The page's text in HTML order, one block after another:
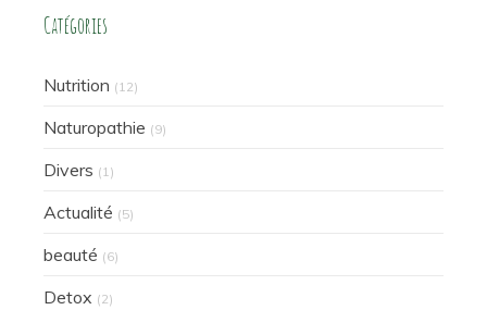
Catégories
Nutrition (12)
Naturopathie (9)
Divers (1)
Actualité (5)
beauté (6)
Detox (2)